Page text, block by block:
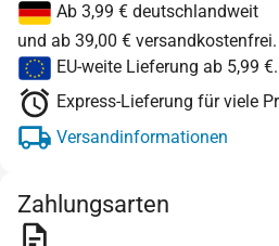
Ab 3,99 € deutschlandweit
und ab 39,00 € versandkostenfrei.
EU-weite Lieferung ab 5,99 €.
Express-Lieferung für viele
Versandinformationen
Zahlungsarten